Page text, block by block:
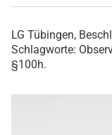
LG Tübingen,
Schlagworte:
§100h.